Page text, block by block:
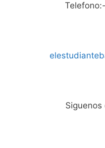
Telefono:-
Siguenos